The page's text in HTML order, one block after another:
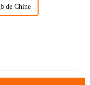
de Chine